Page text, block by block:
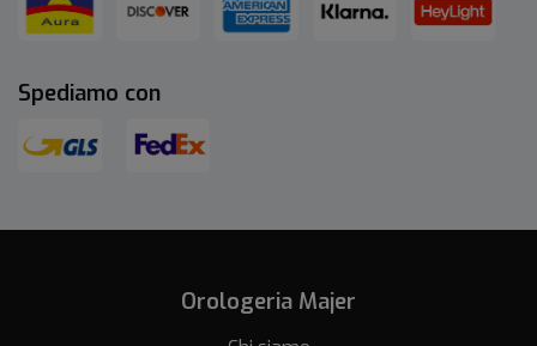
Spediamo con
Orologeria Majer